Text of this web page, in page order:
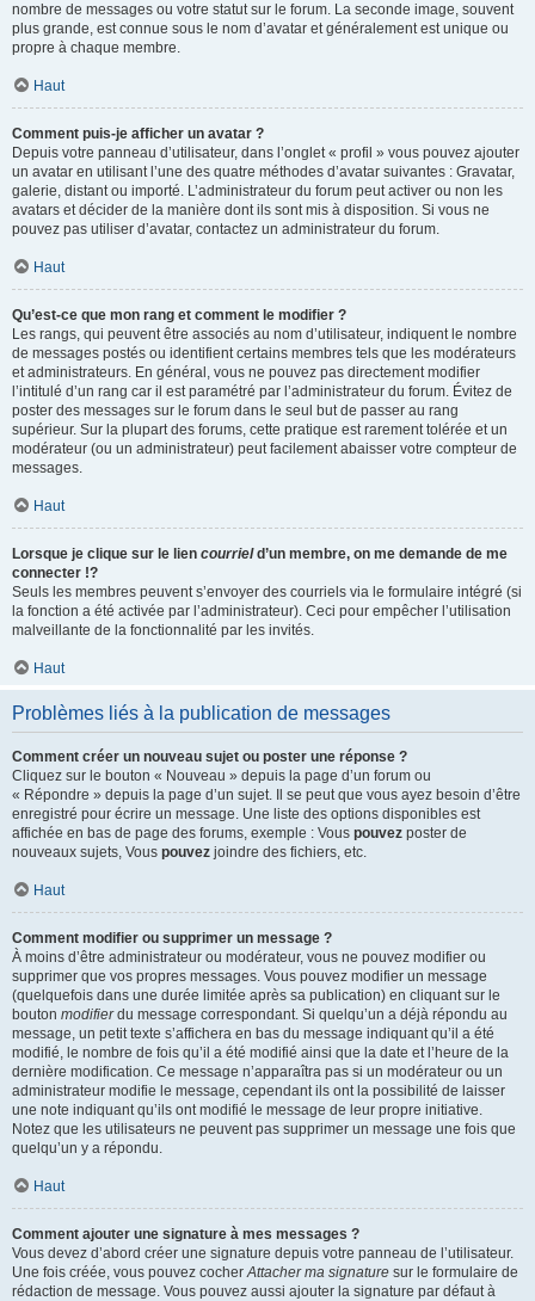
nombre de messages ou votre statut sur le forum. La seconde image, souvent
plus grande, est connue sous le nom d’avatar et généralement est unique ou
propre à chaque membre.
Haut
Comment puis-je afficher un avatar ?
Depuis votre panneau d’utilisateur, dans l’onglet « profil » vous pouvez ajouter
un avatar en utilisant l’une des quatre méthodes d’avatar suivantes : Gravatar,
galerie, distant ou importé. L’administrateur du forum peut activer ou non les
avatars et décider de la manière dont ils sont mis à disposition. Si vous ne
pouvez pas utiliser d’avatar, contactez un administrateur du forum.
Haut
Qu’est-ce que mon rang et comment le modifier ?
Les rangs, qui peuvent être associés au nom d’utilisateur, indiquent le nombre
de messages postés ou identifient certains membres tels que les modérateurs
et administrateurs. En général, vous ne pouvez pas directement modifier
l’intitulé d’un rang car il est paramétré par l’administrateur du forum. Évitez de
poster des messages sur le forum dans le seul but de passer au rang
supérieur. Sur la plupart des forums, cette pratique est rarement tolérée et un
modérateur (ou un administrateur) peut facilement abaisser votre compteur de
messages.
Haut
Lorsque je clique sur le lien courrield’un membre, on me demande de me
connecter !?
Seuls les membres peuvent s’envoyer des courriels via le formulaire intégré (si
la fonction a été activée par l’administrateur). Ceci pour empêcher l’utilisation
malveillante de la fonctionnalité par les invités.
Haut
Problèmes liés à la publication de messages
Comment créer un nouveau sujet ou poster une réponse ?
Cliquez sur le bouton « Nouveau » depuis la page d’un forum ou
« Répondre » depuis la page d’un sujet. Il se peut que vous ayez besoin d’être
enregistré pour écrire un message. Une liste des options disponibles est
affichée en bas de page des forums, exemple : Vous pouvez poster de
nouveaux sujets, Vous pouvez joindre des fichiers, etc.
Haut
Comment modifier ou supprimer un message ?
À moins d’être administrateur ou modérateur, vous ne pouvez modifier ou
supprimer que vos propres messages. Vous pouvez modifier un message
(quelquefois dans une durée limitée après sa publication) en cliquant sur le
bouton modifierdu message correspondant. Si quelqu’un a déjà répondu au
message, un petit texte s’affichera en bas du message indiquant qu’il a été
modifié, le nombre de fois qu’il a été modifié ainsi que la date et l’heure de la
dernière modification. Ce message n’apparaîtra pas si un modérateur ou un
administrateur modifie le message, cependant ils ont la possibilité de laisser
une note indiquant qu’ils ont modifié le message de leur propre initiative.
Notez que les utilisateurs ne peuvent pas supprimer un message une fois que
quelqu’un y a répondu.
Haut
Comment ajouter une signature à mes messages ?
Vous devez d’abord créer une signature depuis votre panneau de l’utilisateur.
Une fois créée, vous pouvez cocherAttacher ma signature sur le formulaire de
rédaction de message. Vous pouvez aussi ajouter la signature par défaut à